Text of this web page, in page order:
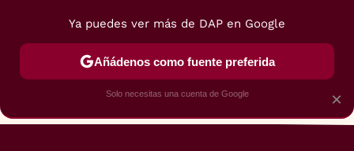
RESTAURANTES GASTROGUÍA ×
Ya puedes ver más de DAP en Google
Añádenos como fuente preferida
Solo necesitas una cuenta de Google